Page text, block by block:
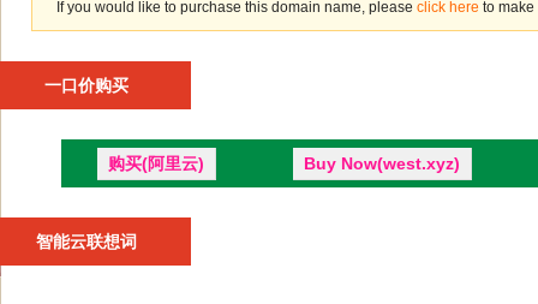
If you would like to purchase this domain name, please click here to make
一口价购买
购买(阿里云) Buy Now(west.xyz)
智能云联想词